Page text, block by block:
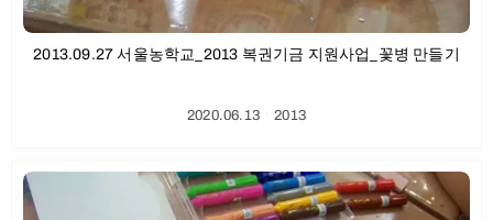
2013.09.27 서울농학교_2013 복권기금 지원사업_꽃병 만들기
2020.06.13ㆍ2013